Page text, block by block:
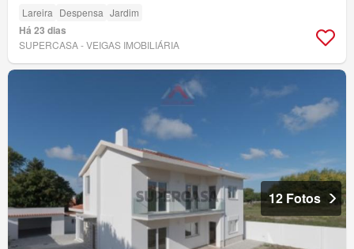
Lareira Despensa Jardim
Há 23 dias
SUPERCASA - VEIGAS IMOBILIÁRIA
12 Fotos